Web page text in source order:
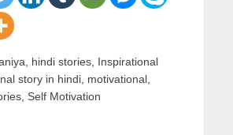
hindi stories Inspirational
story in hindi motivational
Self Motivation